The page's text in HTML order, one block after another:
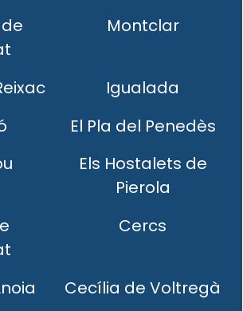
Montclar
Igualada
El Pla del Penedès
Els Hostalets de
Pierola
Cercs
Cecília de Voltregà